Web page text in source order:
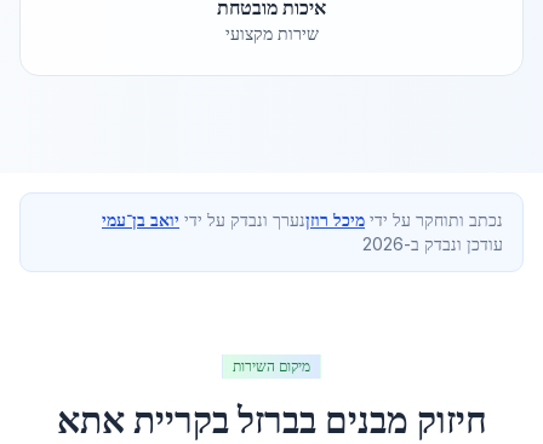
איכות מובטחת
שירות מקצועי
נכתב ותוחקר על ידי מיכל רוזןנערך ונבדק על ידי יואב בן־עמי
עודכן ונבדק ב-2026
מיקום השירות
חיזוק מבנים בברזלבקריית אתא